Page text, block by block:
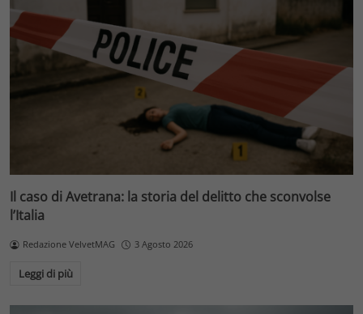
Il caso di Avetrana: la storia del delitto che sconvolse
l’Italia
Redazione VelvetMAG 3 Agosto 2026
Leggi di più